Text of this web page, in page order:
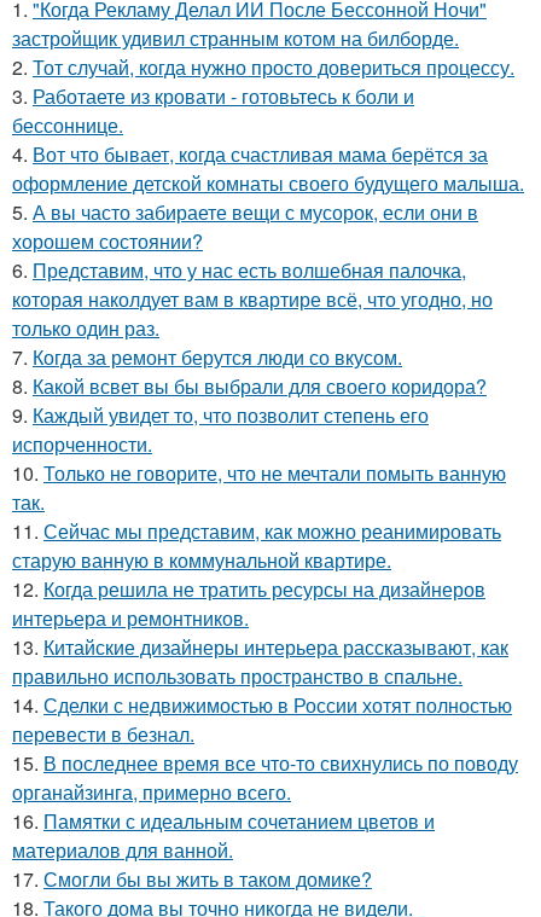
1. "Когда Рекламу Делал ИИ После Бессонной Ночи"
застройщик удивил странным котом на билборде.
2. Тот случай, когда нужно просто довериться процессу.
3. Работаете из кровати - готовьтесь к боли и
бессоннице.
4. Вот что бывает, когда счастливая мама берётся за
оформление детской комнаты своего будущего малыша.
5. А вы часто забираете вещи с мусорок, если они в
хорошем состоянии?
6. Представим, что у нас есть волшебная палочка,
которая наколдует вам в квартире всё, что угодно, но
только один раз.
7. Когда за ремонт берутся люди со вкусом.
8. Какой всвет вы бы выбрали для своего коридора?
9. Каждый увидет то, что позволит степень его
испорченности.
10. Только не говорите, что не мечтали помыть ванную
так.
11. Сейчас мы представим, как можно реанимировать
старую ванную в коммунальной квартире.
12. Когда решила не тратить ресурсы на дизайнеров
интерьера и ремонтников.
13. Китайские дизайнеры интерьера рассказывают, как
правильно использовать пространство в спальне.
14. Сделки с недвижимостью в России хотят полностью
перевести в безнал.
15. В последнее время все что-то свихнулись по поводу
органайзинга, примерно всего.
16. Памятки с идеальным сочетанием цветов и
материалов для ванной.
17. Смогли бы вы жить в таком домике?
18. Такого дома вы точно никогда не видели.